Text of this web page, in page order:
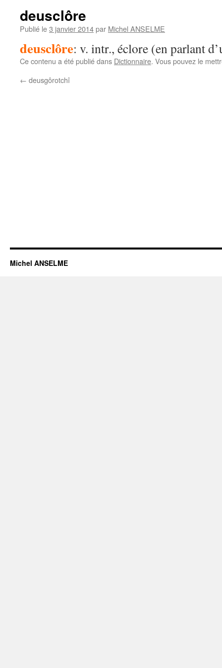
deusclôre
Publié le3 janvier 2014par Michel ANSELME
deusclôre: v. intr., éclore (en parlant
Ce contenu a été publié dans Dictionnaire. Vous pouvez le
← deusgôrotchî
Michel ANSELME